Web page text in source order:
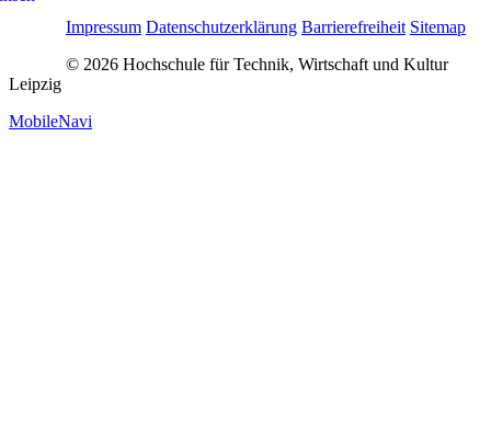
Impressum Datenschutzerklärung Barrierefreiheit Sitemap
© 2026 Hochschule für Technik, Wirtschaft und Kultur
Leipzig
MobileNavi